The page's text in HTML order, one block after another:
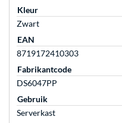
Kleur
Zwart
EAN
8719172410303
Fabrikantcode
DS6047PP
Gebruik
Serverkast